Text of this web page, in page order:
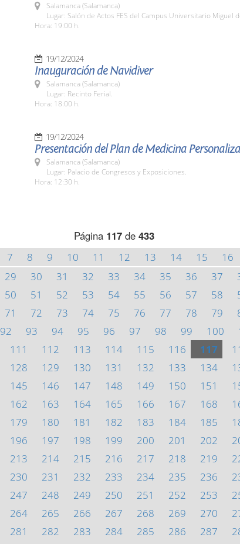
Salamanca (Salamanca)
Lugar: Salón de Actos FES del Campus Universitario Miguel
Hora: 19:00 h.
19/12/2024
Inauguración de Navidiver
Salamanca (Salamanca)
Lugar: Recinto Ferial.
Hora: 18:00 h.
19/12/2024
Presentación del Plan de Medicina
Salamanca (Salamanca)
Lugar: Palacio de Congresos y Exposiciones.
Hora: 12:30 h.
Página 117de 433
7 8 9 10 11 12 13 14 15 16
29 30 31 32 33 34 35 36 37
50 51 52 53 54 55 56 57 58
71 72 73 74 75 76 77 78 79
92 93 94 95 96 97 98 99 100
111 112 113 114 115 116 117
128 129 130 131 132 133 134
145 146 147 148 149 150 151
162 163 164 165 166 167 168
179 180 181 182 183 184 185
196 197 198 199 200 201 202
213 214 215 216 217 218 219
230 231 232 233 234 235 236
247 248 249 250 251 252 253
264 265 266 267 268 269 270
281 282 283 284 285 286 287